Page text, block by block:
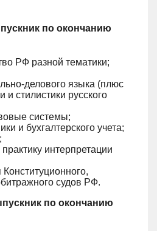
по окончанию
РФ разной тематики;
делового языка (плюс
и стилистики русского
системы;
и бухгалтерского учета;
интерпретации
судов РФ.
по окончанию